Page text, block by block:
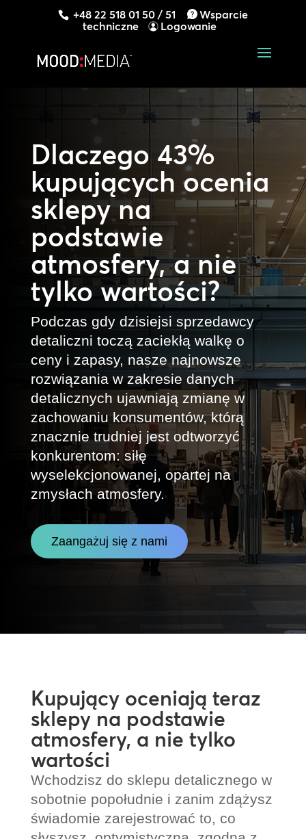
+48 22 518 01 50 / 51
Wsparcie
techniczne
Logowanie
Dlaczego 43%
kupujących ocenia
sklepy na
podstawie
atmosfery, a nie
tylko wartości?
Podczas gdy dzisiejsi sprzedawcy
detaliczni toczą zaciekłą walkę o
ceny i zapasy, nasze najnowsze
rozwiązania w zakresie danych
detalicznych ujawniają zmianę w
zachowaniu konsumentów, którą
znacznie trudniej jest odtworzyć
konkurentom: siłę
wyselekcjonowanej, opartej na
zmysłach atmosfery.
Zaangażuj się z nami
Kupujący oceniają teraz
sklepy na podstawie
atmosfery, a nie tylko
wartości
Wchodzisz do sklepu detalicznego w
sobotnie popołudnie i zanim zdążysz
świadomie zarejestrować to, co